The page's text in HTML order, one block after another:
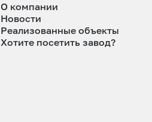
О компании
Новости
Реализованные объекты
Хотите посетить завод?